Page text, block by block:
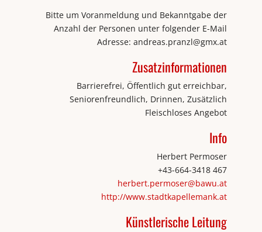
Bitte um Voranmeldung und Bekanntgabe der
Anzahl der Personen unter folgender E-Mail
Adresse: andreas.pranzl@gmx.at
Zusatzinformationen
Barrierefrei, Öffentlich gut erreichbar,
Seniorenfreundlich, Drinnen, Zusätzlich
Fleischloses Angebot
Info
Herbert Permoser
+43-664-3418 467
herbert.permoser@bawu.at
http://www.stadtkapellemank.at
Künstlerische Leitung